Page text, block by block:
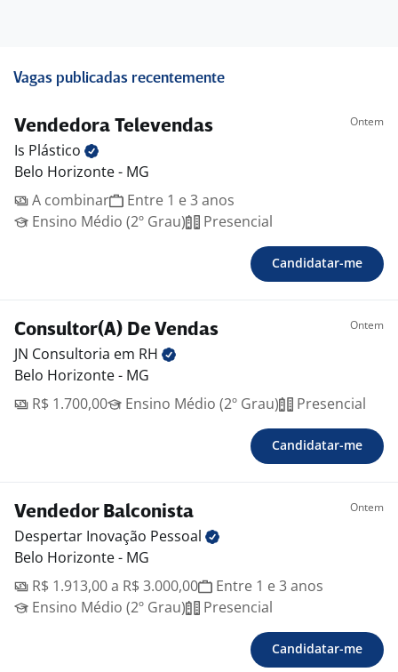
Vagas publicadas recentemente
Vendedora Televendas Ontem
Is Plástico
Belo Horizonte - MG
A combinar
Entre 1 e 3 anos
Ensino Médio (2º Grau)
Presencial
Candidatar-me
Consultor(A) De Vendas Ontem
JN Consultoria em RH
Belo Horizonte - MG
R$ 1.700,00
Ensino Médio (2º Grau) Presencial
Candidatar-me
Vendedor Balconista Ontem
Despertar Inovação Pessoal
Belo Horizonte - MG
R$ 1.913,00 a R$ 3.000,00
Entre 1 e 3 anos
Ensino Médio (2º Grau)
Presencial
Candidatar-me